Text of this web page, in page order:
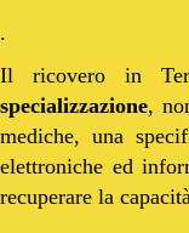
.
Il ricovero in
specializzazione,
mediche, una
elettroniche ed
recuperare la